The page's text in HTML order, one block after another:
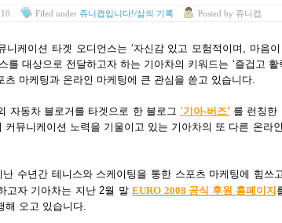
Filed under 쥬니캡입니다!/삶의 기록 Posted by 쥬니캡
니케이션 타겟 오디언스는 ‘자신감 있고 모험적이며, 마음
를 대상으로 전달하고자 하는 기아차의 키워드는 ‘즐겁고
츠 마케팅과 온라인 마케팅에 큰 관심을 쏟고 있습니다.
자동차 블로거를 타겟으로 한 블로그 ‘기아-버즈’ 를 런칭한
커뮤니케이션 노력을 기울이고 있는 기아차의 또 다른 온
수년간 테니스와 스케이팅을 통한 스포츠 마케팅에 힘쓰
고자 기아차는 지난 2월 말 EURO 2008 공식 후원 홈페이지
해 오고 있습니다.